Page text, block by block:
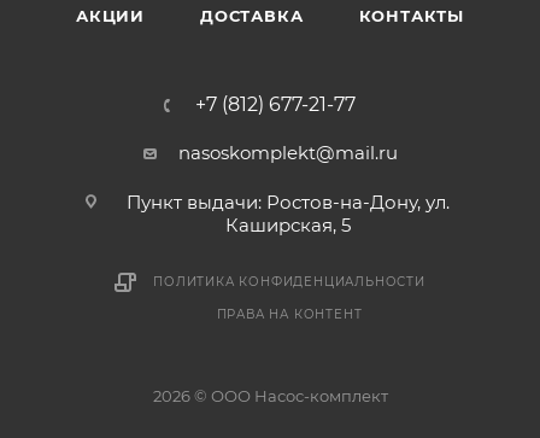
АКЦИИ ДОСТАВКА КОНТАКТЫ
+7 (812) 677-21-77
nasoskomplekt@mail.ru
Пункт выдачи: Ростов-на-Дону, ул.
Каширская, 5
ПОЛИТИКА КОНФИДЕНЦИАЛЬНОСТИ
ПРАВА НА КОНТЕНТ
2026 © ООО Насос-комплект